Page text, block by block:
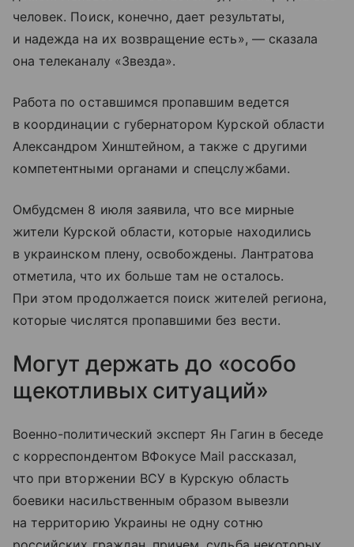
человек. Поиск, конечно, дает результаты,
и надежда на их возвращение есть», — сказала
она телеканалу «Звезда».
Работа по оставшимся пропавшим ведется
в координации с губернатором Курской области
Александром Хинштейном, а также с другими
компетентными органами и спецслужбами.
Омбудсмен 8 июля заявила, что все мирные
жители Курской области, которые находились
в украинском плену, освобождены. Лантратова
отметила, что их больше там не осталось.
При этом продолжается поиск жителей региона,
которые числятся пропавшими без вести.
Могут держать до «особо
щекотливых ситуаций»
Военно-политический эксперт Ян Гагин в беседе
с корреспондентом ВФокусе Mail рассказал,
что при вторжении ВСУ в Курскую область
боевики насильственным образом вывезли
на территорию Украины не одну сотню